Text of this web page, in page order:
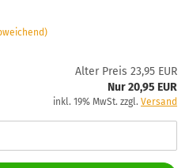
Alter Preis 23,95 EUR
Nur 20,95 EUR
inkl. 19% MwSt. zzgl. Versand